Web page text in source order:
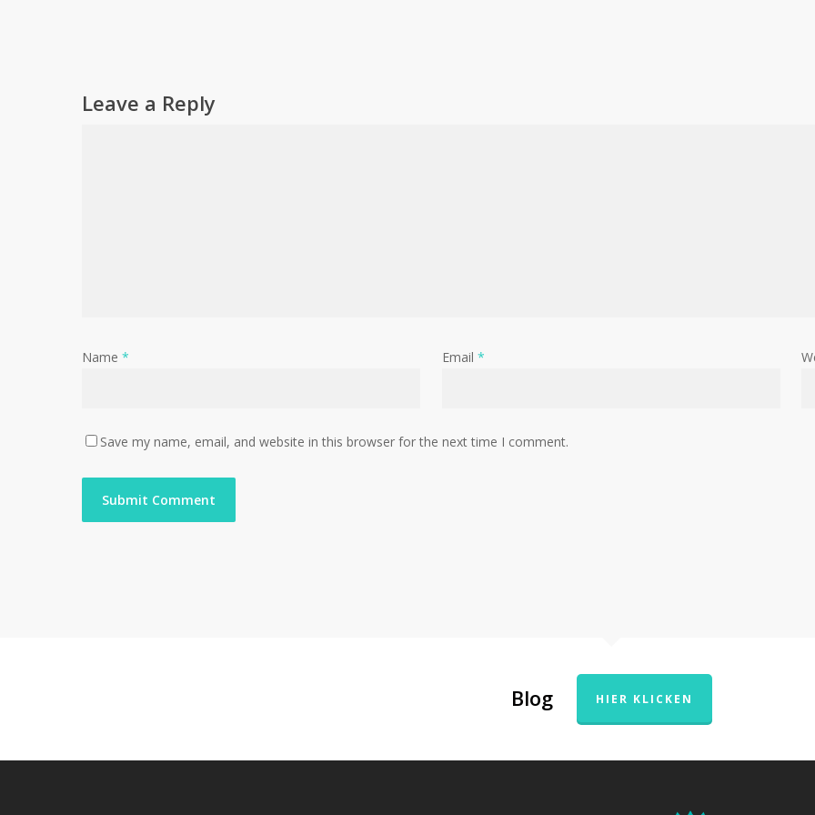
Leave a Reply
Name * Email *
Save my name, email, and website in this browser for the next time I comment.
Blog HIER KLICKEN